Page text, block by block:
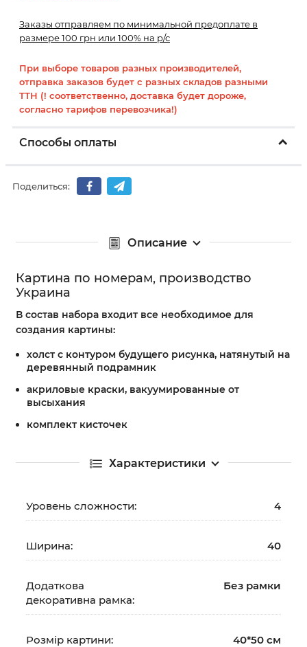
Заказы отправляем по минимальной предоплате в
размере 100 грн или 100% на р/с
При выборе товаров разных производителей,
отправка заказов будет с разных складов разными
ТТН (! соответственно, доставка будет дороже,
согласно тарифов перевозчика!)
Способы оплаты
Поделиться:
Описание
Картина по номерам, производство
Украина
В состав набора входит все необходимое для
создания картины:
холст с контуром будущего рисунка, натянутый на
деревянный подрамник
акриловые краски, вакуумированные от
высыхания
комплект кисточек
Характеристики
Уровень сложности: 4
Ширина: 40
Додаткова
декоративна рамка:
Без рамки
Розмір картини: 40*50 см